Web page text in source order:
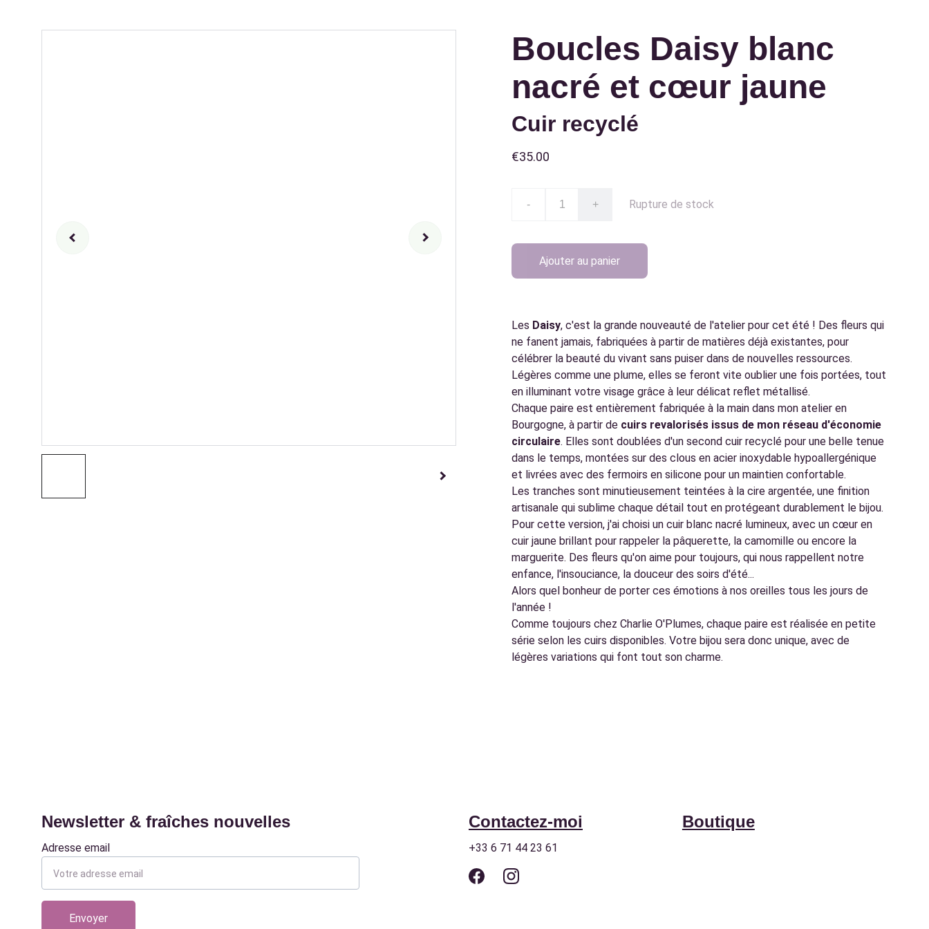
Boucles Daisy blanc
nacré et cœur jaune
Cuir recyclé
€35.00
- + Rupture de stock
Ajouter au panier
Les Daisy, c'est la grande nouveauté de l'atelier pour cet été ! Des fleurs qui
ne fanent jamais, fabriquées à partir de matières déjà existantes, pour
célébrer la beauté du vivant sans puiser dans de nouvelles ressources.
Légères comme une plume, elles se feront vite oublier une fois portées, tout
en illuminant votre visage grâce à leur délicat reflet métallisé.
Chaque paire est entièrement fabriquée à la main dans mon atelier en
Bourgogne, à partir de cuirs revalorisés issus de mon réseau d'économie
circulaire. Elles sont doublées d'un second cuir recyclé pour une belle tenue
dans le temps, montées sur des clous en acier inoxydable hypoallergénique
et livrées avec des fermoirs en silicone pour un maintien confortable.
Les tranches sont minutieusement teintées à la cire argentée, une finition
artisanale qui sublime chaque détail tout en protégeant durablement le bijou.
Pour cette version, j'ai choisi un cuir blanc nacré lumineux, avec un cœur en
cuir jaune brillant pour rappeler la pâquerette, la camomille ou encore la
marguerite. Des fleurs qu'on aime pour toujours, qui nous rappellent notre
enfance, l'insouciance, la douceur des soirs d'été...
Alors quel bonheur de porter ces émotions à nos oreilles tous les jours de
l'année !
Comme toujours chez Charlie O'Plumes, chaque paire est réalisée en petite
série selon les cuirs disponibles. Votre bijou sera donc unique, avec de
légères variations qui font tout son charme.
Contactez-moi
Adresse email
Envoyer
Boutique
Newsletter & fraîches nouvelles
+33 6 71 44 23 61